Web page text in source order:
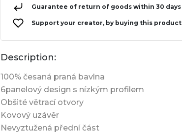
Guarantee of return of goods within 30 days
Support your creator, by buying this product
Description:
100% česaná praná bavlna
6panelový design s nízkým profilem
Obšité větrací otvory
Kovový uzávěr
Nevyztužená přední část